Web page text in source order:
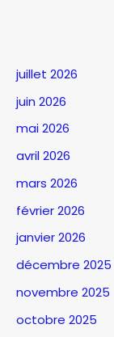
juillet 2026
juin 2026
mai 2026
avril 2026
mars 2026
février 2026
janvier 2026
décembre 2025
novembre 2025
octobre 2025